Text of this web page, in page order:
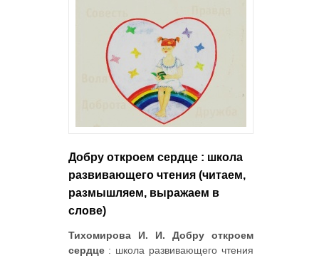
Добру откроем сердце : школа
развивающего чтения (читаем,
размышляем, выражаем в
слове)
Тихомирова И. И. Добру откроем
сердце: школа развивающего чтения